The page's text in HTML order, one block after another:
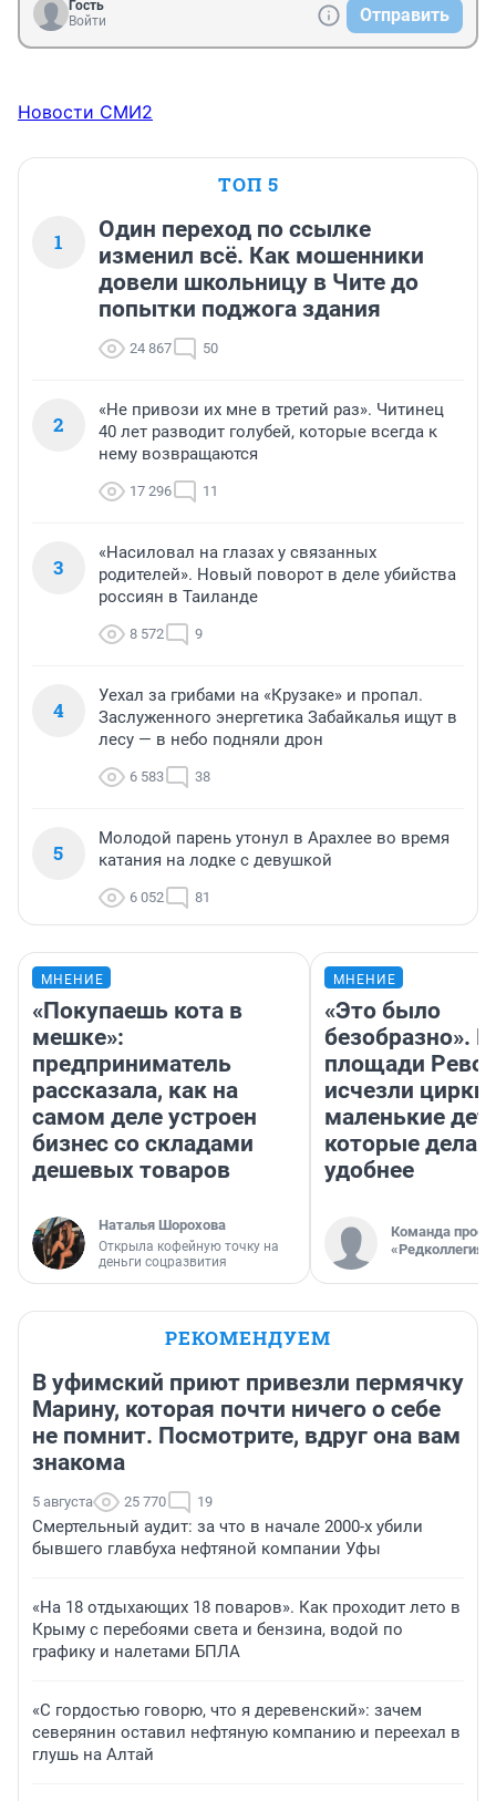
Гость
Войти
Отправить
Новости СМИ2
ТОП 5
1
Один переход по ссылке
изменил всё. Как мошенники
довели школьницу в Чите до
попытки поджога здания
24 867 50
2
«Не привози их мне в третий раз». Читинец
40 лет разводит голубей, которые всегда к
нему возвращаются
17 296 11
3
«Насиловал на глазах у связанных
родителей». Новый поворот в деле убийства
россиян в Таиланде
8 572 9
4
Уехал за грибами на «Крузаке» и пропал.
Заслуженного энергетика Забайкалья ищут в
лесу — в небо подняли дрон
6 583 38
5
Молодой парень утонул в Арахлее во время
катания на лодке с девушкой
6 052 81
МНЕНИЕ
«Покупаешь кота в
мешке»:
предприниматель
рассказала, как на
самом деле устроен
бизнес со складами
дешевых товаров
Наталья Шорохова
Открыла кофейную точку на
деньги соцразвития
МНЕНИЕ
«Это было
безобразно».
площади
исчезли цирки
маленькие
которые
удобнее
Команда
«Редколлегия»
РЕКОМЕНДУЕМ
В уфимский приют привезли пермячку
Марину, которая почти ничего о себе
не помнит. Посмотрите, вдруг она вам
знакома
5 августа 25 770 19
Смертельный аудит: за что в начале 2000-х убили
бывшего главбуха нефтяной компании Уфы
«На 18 отдыхающих 18 поваров». Как проходит лето в
Крыму с перебоями света и бензина, водой по
графику и налетами БПЛА
«С гордостью говорю, что я деревенский»: зачем
северянин оставил нефтяную компанию и переехал в
глушь на Алтай